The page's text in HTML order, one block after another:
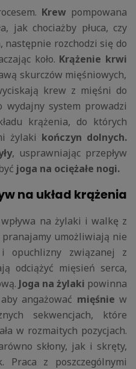
Krew pompowana
jak chociażby płuca, czy
następnie rozchodzi się do
koło. Krążenie krwi
skurczów mięśniowych,
krew z mięśni do
wydajny system prowadzi
krążenia, do których
żylaki kończyn dolnych.
, usprawniając przepływ
joga na ociężałe nogi.
na układ krążenia
na żylaki i walkę z
umożliwiają nie
opuchlizny związanej z
odciążyć mięsień serca,
Joga na żylaki powinna
angażować mięśnie w
sekwencjach, które
w rozmaitych pozycjach.
skłony, jak i skręty,
z poszczególnymi